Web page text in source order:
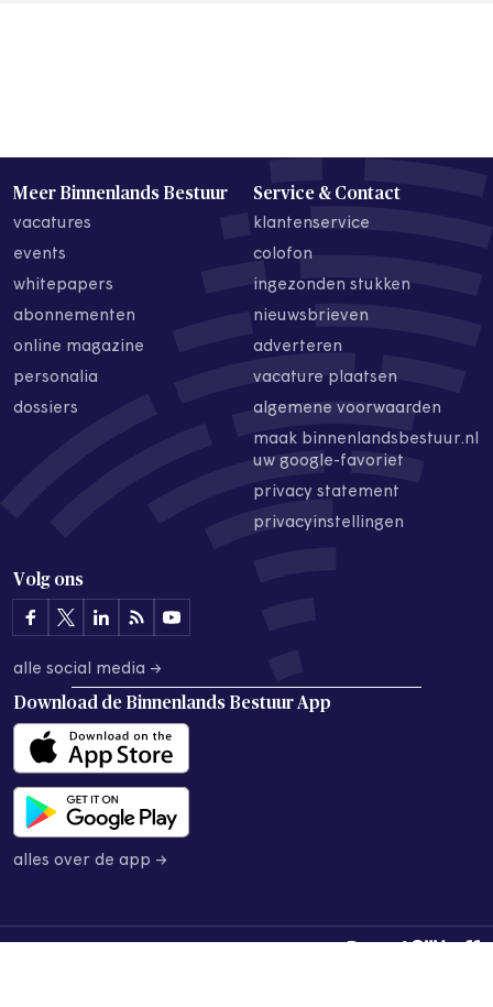
Meer Binnenlands Bestuur
vacatures
events
whitepapers
abonnementen
online magazine
personalia
dossiers
Service & Contact
klantenservice
colofon
ingezonden stukken
nieuwsbrieven
adverteren
vacature plaatsen
algemene voorwaarden
maak binnenlandsbestuur.nl
uw google-favoriet
privacy statement
privacyinstellingen
Volg ons
alle social media →
Download de Binnenlands Bestuur App
alles over de app →